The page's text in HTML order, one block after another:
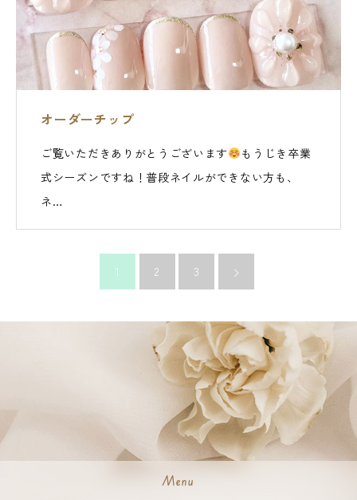
オーダーチップ
ご覧いただきありがとうございます
もうじき卒業
式シーズンですね！普段ネイルができない方も、
ネ…
1 2 3
Menu